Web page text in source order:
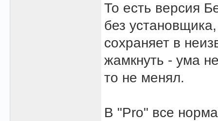
То есть версия
без
сохраняет в
жамкнуть - ума
то не менял.
В "Pro" все